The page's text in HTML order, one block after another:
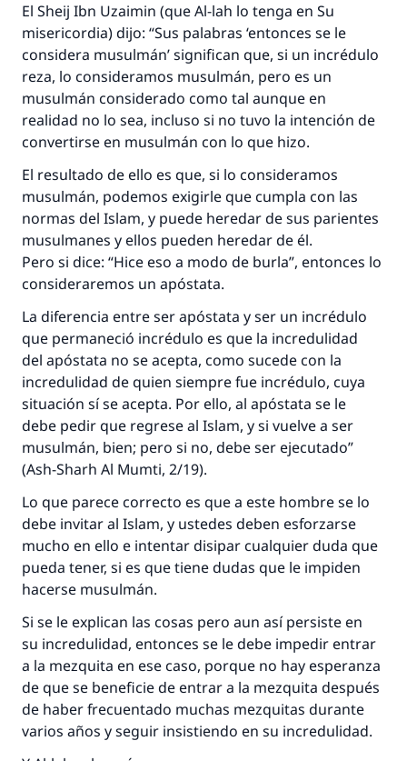
El Sheij Ibn Uzaimin (que Al-lah lo tenga en Su
misericordia) dijo: “Sus palabras ‘entonces se le
considera musulmán’ significan que, si un incrédulo
reza, lo consideramos musulmán, pero es un
musulmán considerado como tal aunque en
realidad no lo sea, incluso si no tuvo la intención de
convertirse en musulmán con lo que hizo.
El resultado de ello es que, si lo consideramos
musulmán, podemos exigirle que cumpla con las
normas del Islam, y puede heredar de sus parientes
musulmanes y ellos pueden heredar de él.
Pero si dice: “Hice eso a modo de burla”, entonces lo
consideraremos un apóstata.
La diferencia entre ser apóstata y ser un incrédulo
que permaneció incrédulo es que la incredulidad
del apóstata no se acepta, como sucede con la
incredulidad de quien siempre fue incrédulo, cuya
situación sí se acepta. Por ello, al apóstata se le
debe pedir que regrese al Islam, y si vuelve a ser
musulmán, bien; pero si no, debe ser ejecutado”
(Ash-Sharh Al Mumti, 2/19).
Lo que parece correcto es que a este hombre se lo
debe invitar al Islam, y ustedes deben esforzarse
mucho en ello e intentar disipar cualquier duda que
pueda tener, si es que tiene dudas que le impiden
hacerse musulmán.
Si se le explican las cosas pero aun así persiste en
su incredulidad, entonces se le debe impedir entrar
a la mezquita en ese caso, porque no hay esperanza
de que se beneficie de entrar a la mezquita después
de haber frecuentado muchas mezquitas durante
varios años y seguir insistiendo en su incredulidad.